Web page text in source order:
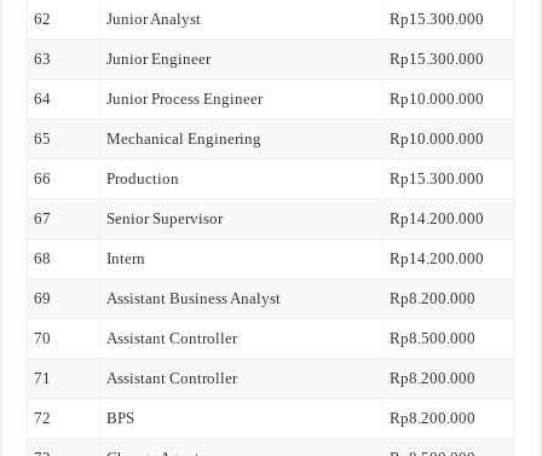
62 Junior Analyst Rp15.300.000
63 Junior Engineer Rp15.300.000
64 Junior Process Engineer Rp10.000.000
65 Mechanical Enginering Rp10.000.000
66 Production Rp15.300.000
67 Senior Supervisor Rp14.200.000
68 Intern Rp14.200.000
69 Assistant Business Analyst Rp8.200.000
70 Assistant Controller Rp8.500.000
71 Assistant Controller Rp8.200.000
72 BPS Rp8.200.000